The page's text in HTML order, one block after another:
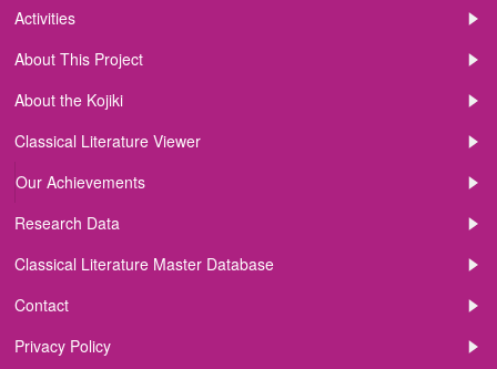
Activities
About This Project
About the Kojiki
Classical Literature Viewer
Our Achievements
Research Data
Classical Literature Master Database
Contact
Privacy Policy